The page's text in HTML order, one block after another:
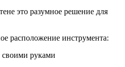
это разумное решение для
расположение инструмента: